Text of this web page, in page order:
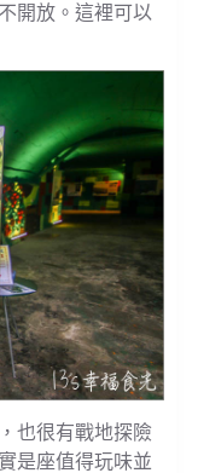
開放。這裡可以
也很有戰地探險
是座值得玩味並